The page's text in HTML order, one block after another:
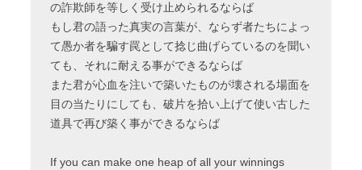
の詐欺師を等しく受け止められるならば
もし君の語った真実の言葉が、ならず者たちによっ
て愚か者を騙す罠として捻じ曲げらているのを聞い
ても、それに耐える事ができるならば
また君が心血を注いで築いたものが壊される場面を
目の当たりにしても、破片を拾い上げて使い古した
道具で再び築く事ができるならば
If you can make one heap of all your winnings